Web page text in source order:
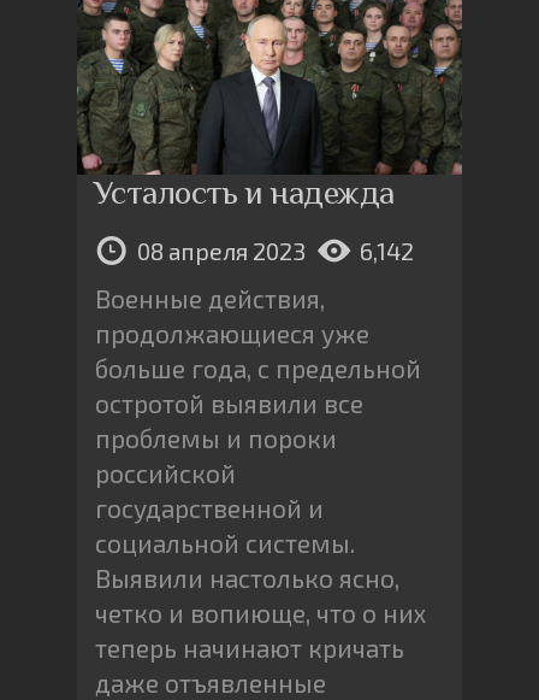
Усталость и надежда
08 апреля 2023 6,142
Военные действия,
продолжающиеся уже
больше года, с предельной
остротой выявили все
проблемы и пороки
российской
государственной и
социальной системы.
Выявили настолько ясно,
четко и вопиюще, что о них
теперь начинают кричать
даже отъявленные